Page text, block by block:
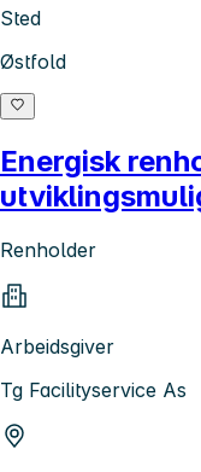
Sted
Østfold
Energisk
Renholder
Arbeidsgiver
Tg Facilityservice As